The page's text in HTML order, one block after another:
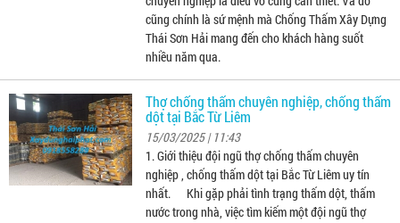
cũng chính là sứ mệnh mà Chống Thấm Xây Dựng
Thái Sơn Hải mang đến cho khách hàng suốt
nhiều năm qua.
Thợ chống thấm chuyên nghiệp, chống thấm
dột tại Bắc Từ Liêm
15/03/2025 | 11:43
1. Giới thiệu đội ngũ thợ chống thấm chuyên
nghiệp , chống thấm dột tại Bắc Từ Liêm uy tín
nhất. Khi gặp phải tình trạng thấm dột, thấm
nước trong nhà, việc tìm kiếm một đội ngũ thợ